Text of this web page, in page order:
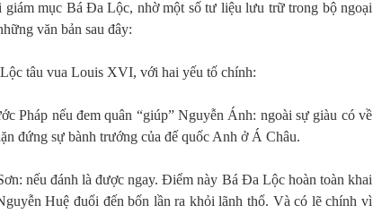
giám mục Bá Đa Lộc, nhờ một số tư liệu lưu trữ trong bộ ngoại
văn bản sau đây:
tâu vua Louis XVI, với hai yếu tố chính:
Pháp nếu đem quân “giúp” Nguyễn Ánh: ngoài sự giàu có về
đứng sự bành trướng của đế quốc Anh ở Á Châu.
nếu đánh là được ngay. Điểm này Bá Đa Lộc hoàn toàn khai
Huệ đuổi đến bốn lần ra khỏi lãnh thổ. Và có lẽ chính vì